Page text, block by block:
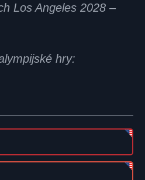
Los Angeles 2028 –
hry: